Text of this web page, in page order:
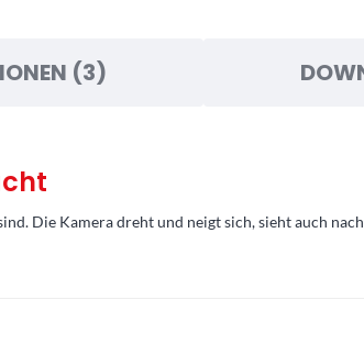
(3)
Die Kamera dreht und neigt sich, sieht auch